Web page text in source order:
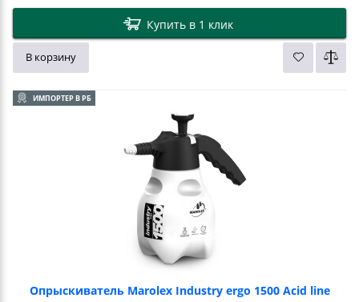
Купить в 1 клик
В корзину
ИМПОРТЕР В РБ
Опрыскиватель Marolex Industry ergo 1500 Acid line